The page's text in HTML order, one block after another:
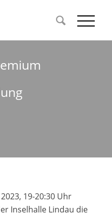
19-20:30 Uhr
Inselhalle Lindau die